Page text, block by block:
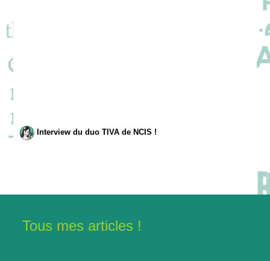
Interview du duo TIVA de NCIS !
Tous mes articles !